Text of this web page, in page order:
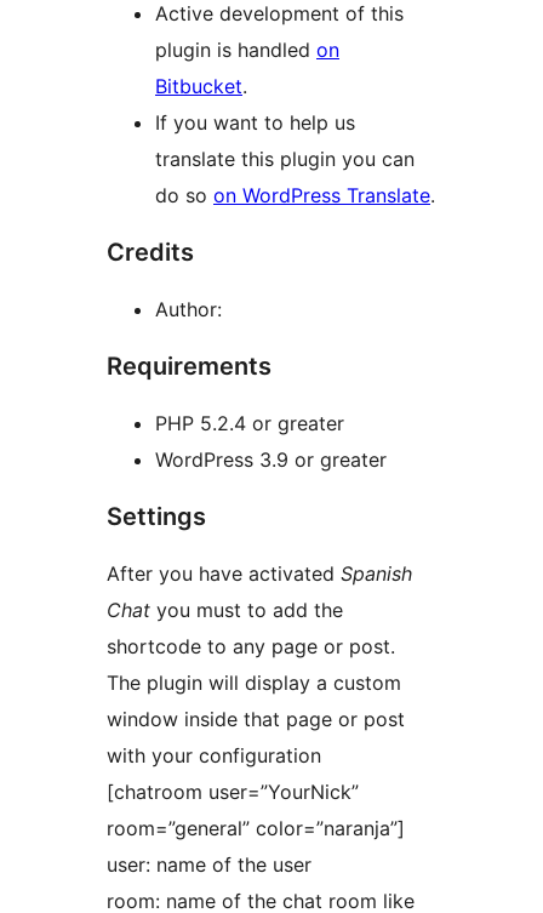
Active development of this
plugin is handled on
Bitbucket.
If you want to help us
translate this plugin you can
do so on WordPress Translate.
Credits
Author:
Requirements
PHP 5.2.4 or greater
WordPress 3.9 or greater
Settings
After you have activated Spanish
Chat you must to add the
shortcode to any page or post.
The plugin will display a custom
window inside that page or post
with your configuration
[chatroom user=”YourNick”
room=”general” color=”naranja”]
user: name of the user
room: name of the chat room like